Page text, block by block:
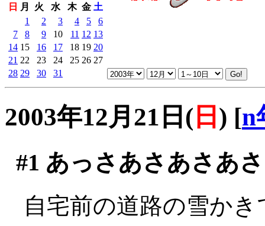
日
月 火 水 木 金 土
1
2 3 4 5
6
7
8 9 10 11 12 13
14 15 16 17 18 19 20
21 22 23 24 25 26 27
28 29 30 31
2003年12月21日( 日 ) [n
#1 あっさあさあさあ
自宅前の道路の雪か